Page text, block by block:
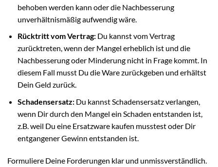
behoben werden kann oder die Nachbesserung
unverhältnismäßig aufwendig wäre.
Rücktritt vom Vertrag:Du kannst vom Vertrag
zurücktreten, wenn der Mangel erheblich ist und die
Nachbesserung oder Minderung nicht in Frage kommt. In
diesem Fall musst Du die Ware zurückgeben und erhältst
Dein Geld zurück.
Schadensersatz:Du kannst Schadensersatz verlangen,
wenn Dir durch den Mangel ein Schaden entstanden ist,
z.B. weil Du eine Ersatzware kaufen musstest oder Dir
entgangener Gewinn entstanden ist.
Formuliere Deine Forderungen klar und unmissverständlich.